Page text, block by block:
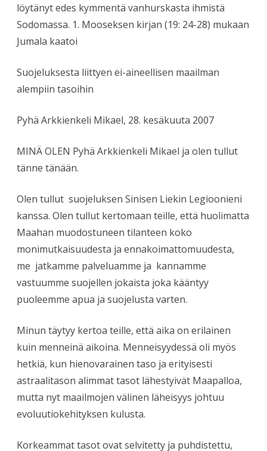
löytänyt edes kymmentä vanhurskasta ihmistä
Sodomassa. 1. Mooseksen kirjan (19: 24-28) mukaan
Jumala kaatoi
Suojeluksesta liittyen ei-aineellisen maailman
alempiin tasoihin
Pyhä Arkkienkeli Mikael, 28. kesäkuuta 2007
MINÄ OLEN Pyhä Arkkienkeli Mikael ja olen tullut
tänne tänään.
Olen tullut suojeluksen Sinisen Liekin Legioonieni
kanssa. Olen tullut kertomaan teille, että huolimatta
Maahan muodostuneen tilanteen koko
monimutkaisuudesta ja ennakoimattomuudesta,
me jatkamme palveluamme ja kannamme
vastuumme suojellen jokaista joka kääntyy
puoleemme apua ja suojelusta varten.
Minun täytyy kertoa teille, että aika on erilainen
kuin menneinä aikoina. Menneisyydessä oli myös
hetkiä, kun hienovarainen taso ja erityisesti
astraalitason alimmat tasot lähestyivät Maapalloa,
mutta nyt maailmojen välinen läheisyys johtuu
evoluutiokehityksen kulusta.
Korkeammat tasot ovat selvitetty ja puhdistettu,